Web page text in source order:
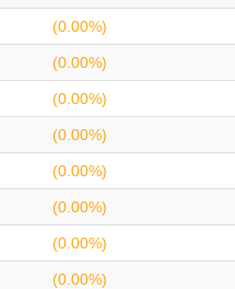
(0.00%)
(0.00%)
(0.00%)
(0.00%)
(0.00%)
(0.00%)
(0.00%)
(0.00%)